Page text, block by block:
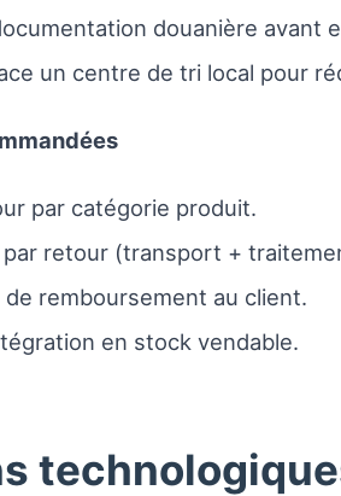
douanière avant
un centre de tri local pour
par catégorie produit.
par retour (transport +
de remboursement au client.
en stock vendable.